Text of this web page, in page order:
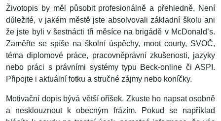
Životopis by měl působit profesionálně a přehledně. Není
důležité, v jakém městě jste absolvovali základní školu ani
že jste byli v šestnácti tři měsíce na brigádě v McDonald’s.
Zaměřte se spíše na školní úspěchy, moot courty, SVOČ,
téma diplomové práce, pracovněprávní zkušenosti, jazyky
nebo práci s právními systémy typu Beck-online či ASPI.
Připojte i aktuální fotku a stručné zájmy nebo koníčky.
Motivační dopis bývá větší oříšek. Zkuste ho napsat osobně
a nesklouznout k obecným frázím. Pokud se například